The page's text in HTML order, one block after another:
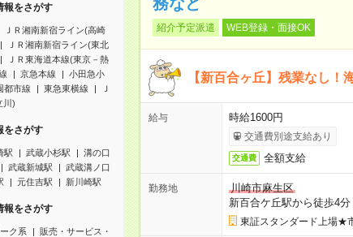
報をさがす
ＪＲ湘南新宿ライン(高崎
ＪＲ湘南新宿ライン(東北
ＪＲ東海道本線(東京－熱
京急本線
小田急小
都市線 東急東横線
Ｊ
川)
をさがす
駅 武蔵小杉駅
溝の口
武蔵新城駅
武蔵溝ノ口
元住吉駅 新川崎駅
報をさがす
ク系
販売・サービス・
紹介予定派遣 WEB登録・面接OK
【新百合ヶ丘】残業なし！
給与 時給1600円
交通費別途支給あり
交通費 全額支給
勤務地
川崎市麻生区
新百合ケ丘駅から徒歩4分
東証スタンダード上場★